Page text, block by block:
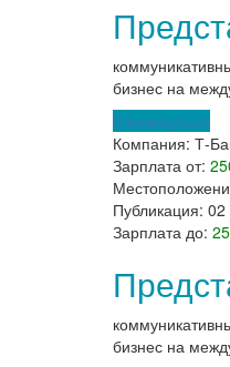
бизнес на
Откликнуться
Компания: Т-
Зарплата от:
Публикация: 02
Зарплата до:
бизнес на